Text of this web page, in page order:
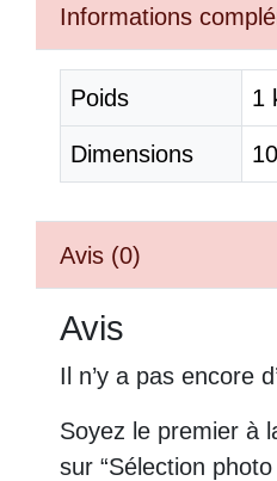
Informations
Poids 1
Dimensions
Avis (0)
Avis
Il n’y a pas encore
Soyez le premier à
sur “Sélection photo